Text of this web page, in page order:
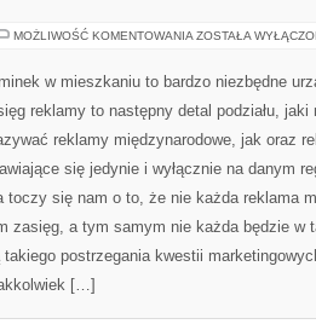
MOŻLIWOŚĆ KOMENTOWANIA WEDŁUG
POLSCE
POŁOWA
MA
SAMOCHÓD
ZOSTAŁA
w mieszkaniu to bardzo niezbędne
reklamy to następny detal podziału, jaki
reklamy międzynarodowe, jak oraz
się jedynie i wyłącznie na danym
toczy się nam o to, że nie każda reklama
zasięg, a tym samym nie każda będzie w
takiego postrzegania kwestii
[…]